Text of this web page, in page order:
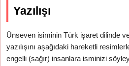
Yazılışı
Ünseven isiminin Türk işaret dilinde
yazılışını aşağıdaki hareketli
engelli (sağır) insanlara isminizi